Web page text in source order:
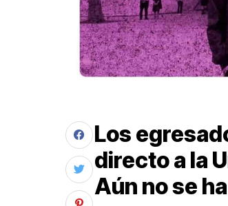
Los
directo a la
Aún no se